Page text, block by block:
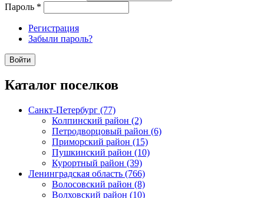
Пароль *
Регистрация
Забыли пароль?
Каталог поселков
Санкт-Петербург (77)
Колпинский район (2)
Петродворцовый район (6)
Приморский район (15)
Пушкинский район (10)
Курортный район (39)
Ленинградская область (766)
Волосовский район (8)
Волховский район (10)